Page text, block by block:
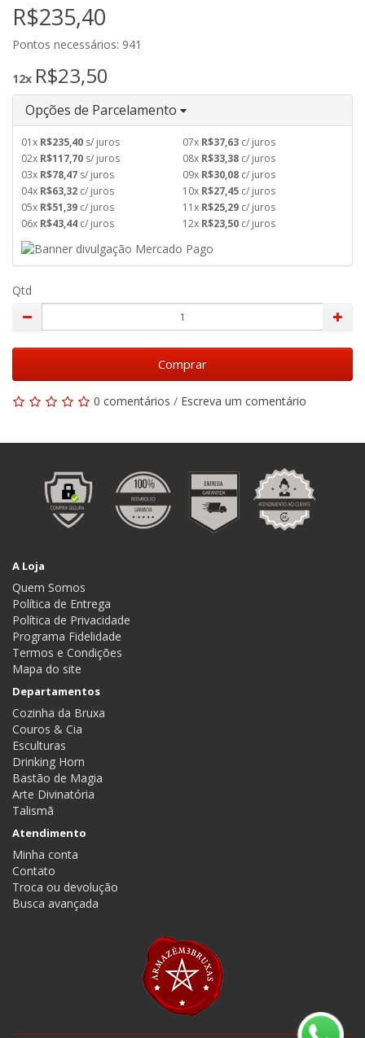
R$235,40
Pontos necessários: 941
12x R$23,50
Opções de Parcelamento
01x R$235,40 s/ juros
02x R$117,70 s/ juros
03x R$78,47 s/ juros
04x R$63,32 c/ juros
05x R$51,39 c/ juros
06x R$43,44 c/ juros
07x R$37,63 c/ juros
08x R$33,38 c/ juros
09x R$30,08 c/ juros
10x R$27,45 c/ juros
11x R$25,29 c/ juros
12x R$23,50 c/ juros
Qtd
Comprar
0 comentários / Escreva um comentário
A Loja
Quem Somos
Política de Entrega
Política de Privacidade
Programa Fidelidade
Termos e Condições
Mapa do site
Departamentos
Cozinha da Bruxa
Couros & Cia
Esculturas
Drinking Horn
Bastão de Magia
Arte Divinatória
Talismã
Atendimento
Minha conta
Contato
Troca ou devolução
Busca avançada